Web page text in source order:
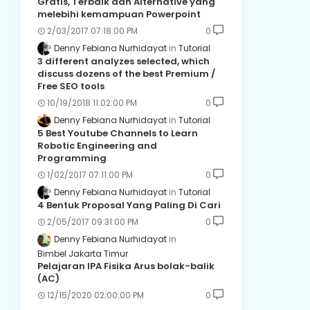
melebihi kemampuan Powerpoint
2/03/2017 07:18:00 PM
0
Denny Febiana Nurhidayat
Tutorial
3 different analyzes selected, which
discuss dozens of the best Premium /
Free SEO tools
10/19/2018 11:02:00 PM
0
Denny Febiana Nurhidayat
Tutorial
5 Best Youtube Channels to Learn
Robotic Engineering and
Programming
1/02/2017 07:11:00 PM
0
Denny Febiana Nurhidayat
Tutorial
4 Bentuk Proposal Yang Paling Di Cari
2/05/2017 09:31:00 PM
0
Denny Febiana Nurhidayat
Bimbel Jakarta Timur
Pelajaran IPA Fisika Arus bolak-balik
(AC)
12/15/2020 02:00:00 PM 0